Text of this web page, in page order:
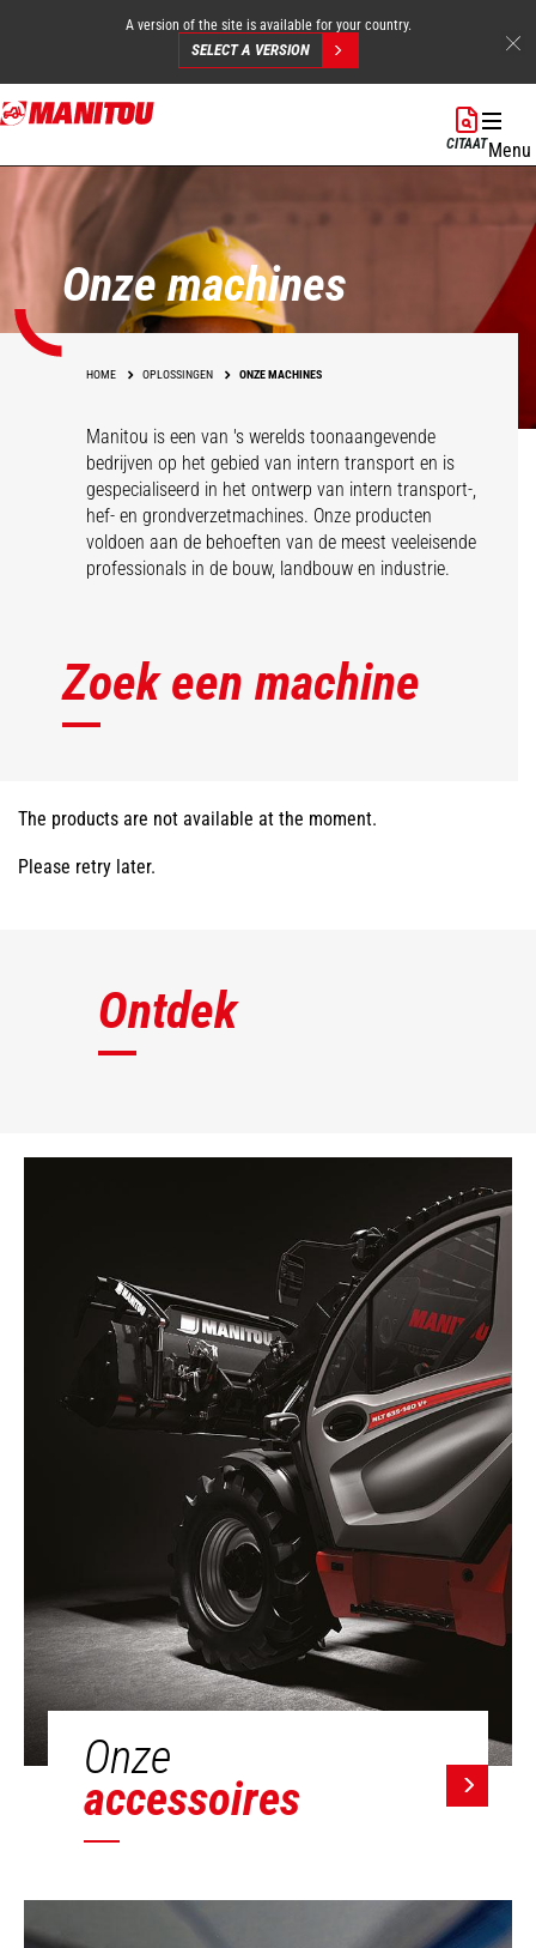
Overslaan
en
inhoud
A version of the site is available for your country.
SELECT A VERSION
CITAATMenu
Onze machines
HOME OPLOSSINGEN ONZE MACHINES
Manitou is een van 's werelds toonaangevende
bedrijven op het gebied van intern transport en is
gespecialiseerd in het ontwerp van intern transport-,
hef- en grondverzetmachines. Onze producten
voldoen aan de behoeften van de meest veeleisende
professionals in de bouw, landbouw en industrie.
Zoek een machine
The products are not available at the moment.
Please retry later.
Ontdek
Onze
accessoires